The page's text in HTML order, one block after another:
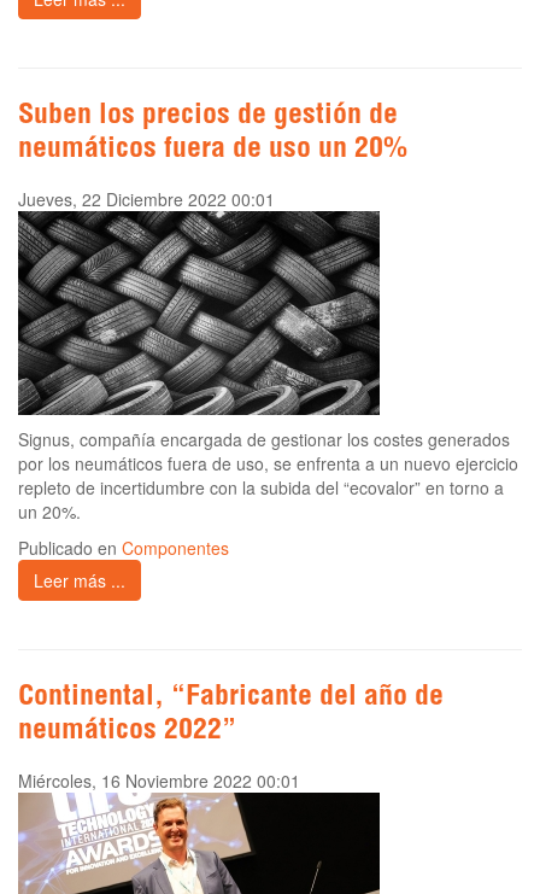
Suben los precios de gestión de
neumáticos fuera de uso un 20%
Jueves, 22 Diciembre 2022 00:01
Signus, compañía encargada de gestionar los costes generados
por los neumáticos fuera de uso, se enfrenta a un nuevo ejercicio
repleto de incertidumbre con la subida del “ecovalor” en torno a
un 20%.
Publicado en Componentes
Leer más ...
Continental, “Fabricante del año de
neumáticos 2022”
Miércoles, 16 Noviembre 2022 00:01